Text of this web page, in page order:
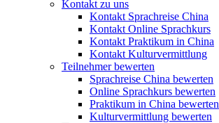
Kontakt zu uns
Kontakt Sprachreise China
Kontakt Online Sprachkurs
Kontakt Praktikum in China
Kontakt Kulturvermittlung
Teilnehmer bewerten
Sprachreise China bewerten
Online Sprachkurs bewerten
Praktikum in China bewerten
Kulturvermittlung bewerten